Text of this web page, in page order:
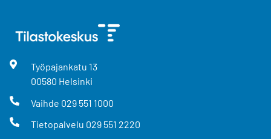
Työpajankatu 13
00580 Helsinki
Vaihde 029 551 1000
Tietopalvelu 029 551 2220